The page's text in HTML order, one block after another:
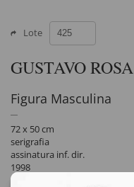
Lote
GUSTAVO ROSA
Figura Masculina
72 x 50 cm
serigrafia
assinatura inf. dir.
1998
Exemplar nº 46/150.